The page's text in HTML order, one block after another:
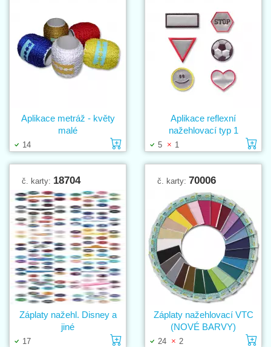
14 Vložit do košíku
Aplikace metráž - květy
malé
5 1
Aplikace reflexní
nažehlovací typ 1
č. karty: 18704
17 Vložit do košíku
Záplaty nažehl. Disney a
jiné
č. karty: 70006
24 2
Záplaty nažehlovací VTC
(NOVÉ BARVY)